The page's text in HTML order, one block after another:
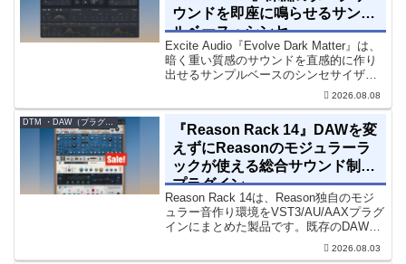
ウンドを即座に鳴らせるサンプ
ルベース・シンセ
Excite Audio『Evolve Dark Matter』は、
暗く重い質感のサウンドを直感的に作り
出せるサンプルベースのシンセサイザー
です。ダークD&Bやアトモスフェリッ
2026.08.08
『Reason Rack 14』DAWを変
えずにReasonのモジュラーラ
ックが使える総合サウンド制作
プラグイン
Reason Rack 14は、Reason独自のモジ
ュラー音作り環境をVST3/AU/AAXプラグ
インにまとめた製品です。既存のDAWを
乗り換えることなく、68種類のシンセや
エフェクト、CV配線をそのままトラック
2026.08.03